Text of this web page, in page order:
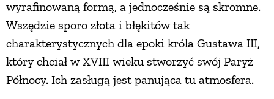
wyrafinowaną formą, a jednocześnie są skromne.
Wszędzie sporo złota i błękitów tak
charakterystycznych dla epoki króla Gustawa III,
który chciał w XVIII wieku stworzyć swój Paryż
Północy. Ich zasługą jest panująca tu atmosfera.